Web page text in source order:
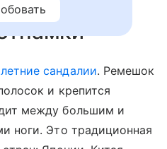
летние сандалии. Ремешок
и крепится
между большим и
ноги. Это традиционная